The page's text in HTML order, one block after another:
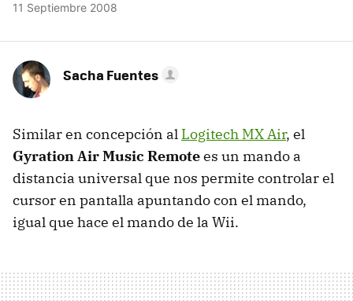
11 Septiembre 2008
Sacha Fuentes
Similar en concepción al Logitech MX Air, el
Gyration Air Music Remotees un mando a
distancia universal que nos permite controlar el
cursor en pantalla apuntando con el mando,
igual que hace el mando de la Wii.